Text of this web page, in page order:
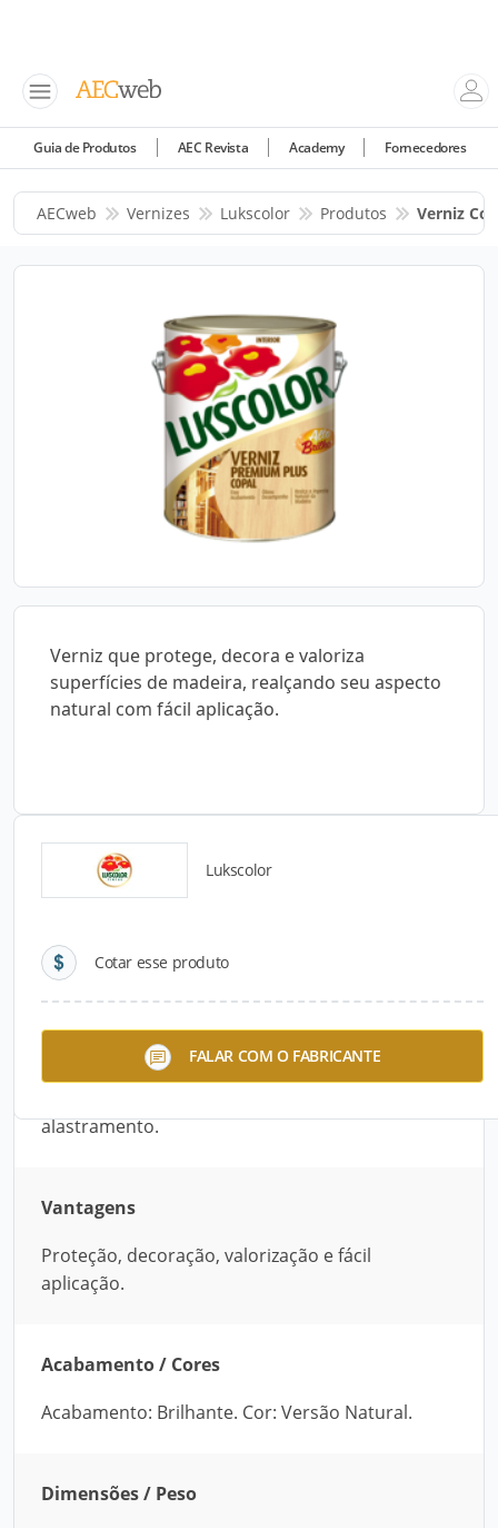
Guia de Produtos AEC Revista Academy Fornecedores
AECweb Vernizes Lukscolor Produtos Verniz
Verniz que protege, decora e valoriza
superfícies de madeira, realçando seu aspecto
natural com fácil aplicação.
Lukscolor
Cotar esse produto
FALAR COM O FABRICANTE
Detalhes do produto
Descrição do Produto
O Verniz Copal protege, decora e valoriza
superfícies de madeira, realça o aspecto natural
alastramento.
Vantagens
Proteção, decoração, valorização e fácil
aplicação.
Acabamento / Cores
Acabamento: Brilhante. Cor: Versão Natural.
Dimensões / Peso